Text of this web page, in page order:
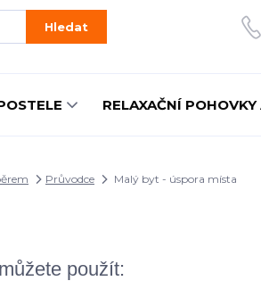
Hledat
RELAXAČNÍ
Průvodce Malý byt - úspora místa
použít: